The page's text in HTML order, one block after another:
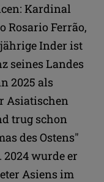
Kardinal
Rosario Ferrão,
Inder ist
seines Landes
2025 als
Asiatischen
trug schon
des Ostens"
wurde er
Asiens im